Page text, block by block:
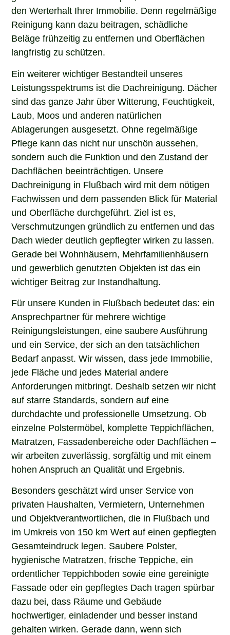
den Werterhalt Ihrer Immobilie. Denn regelmäßige
Reinigung kann dazu beitragen, schädliche
Beläge frühzeitig zu entfernen und Oberflächen
langfristig zu schützen.
Ein weiterer wichtiger Bestandteil unseres
Leistungsspektrums ist die Dachreinigung. Dächer
sind das ganze Jahr über Witterung, Feuchtigkeit,
Laub, Moos und anderen natürlichen
Ablagerungen ausgesetzt. Ohne regelmäßige
Pflege kann das nicht nur unschön aussehen,
sondern auch die Funktion und den Zustand der
Dachflächen beeinträchtigen. Unsere
Dachreinigung in Flußbach wird mit dem nötigen
Fachwissen und dem passenden Blick für Material
und Oberfläche durchgeführt. Ziel ist es,
Verschmutzungen gründlich zu entfernen und das
Dach wieder deutlich gepflegter wirken zu lassen.
Gerade bei Wohnhäusern, Mehrfamilienhäusern
und gewerblich genutzten Objekten ist das ein
wichtiger Beitrag zur Instandhaltung.
Für unsere Kunden in Flußbach bedeutet das: ein
Ansprechpartner für mehrere wichtige
Reinigungsleistungen, eine saubere Ausführung
und ein Service, der sich an den tatsächlichen
Bedarf anpasst. Wir wissen, dass jede Immobilie,
jede Fläche und jedes Material andere
Anforderungen mitbringt. Deshalb setzen wir nicht
auf starre Standards, sondern auf eine
durchdachte und professionelle Umsetzung. Ob
einzelne Polstermöbel, komplette Teppichflächen,
Matratzen, Fassadenbereiche oder Dachflächen –
wir arbeiten zuverlässig, sorgfältig und mit einem
hohen Anspruch an Qualität und Ergebnis.
Besonders geschätzt wird unser Service von
privaten Haushalten, Vermietern, Unternehmen
und Objektverantwortlichen, die in Flußbach und
im Umkreis von 150 km Wert auf einen gepflegten
Gesamteindruck legen. Saubere Polster,
hygienische Matratzen, frische Teppiche, ein
ordentlicher Teppichboden sowie eine gereinigte
Fassade oder ein gepflegtes Dach tragen spürbar
dazu bei, dass Räume und Gebäude
hochwertiger, einladender und besser instand
gehalten wirken. Gerade dann, wenn sich